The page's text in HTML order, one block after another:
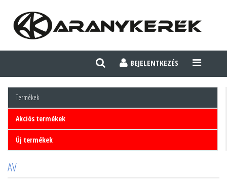
BEJELENTKEZÉS
TOGGLE
Termékek
Akciós termékek
Új termékek
AV